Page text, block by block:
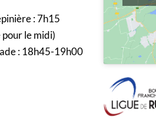
: 7h15
le midi)
: 18h45-19h00